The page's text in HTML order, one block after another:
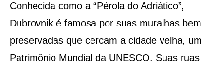
Conhecida como a “Pérola do Adriático”,
Dubrovnik é famosa por suas muralhas bem
preservadas que cercam a cidade velha, um
Patrimônio Mundial da UNESCO. Suas ruas